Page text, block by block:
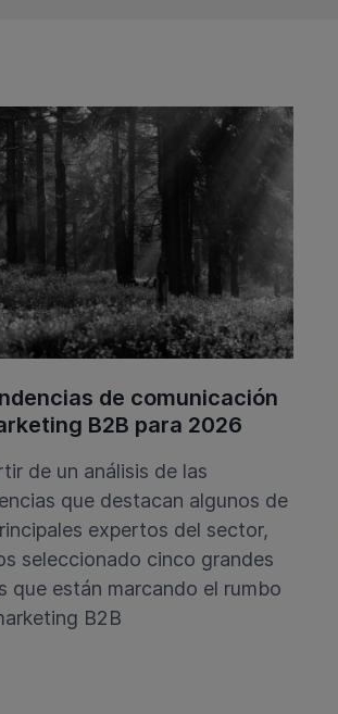
de comunicación
B2B para 2026
de un análisis de las
que destacan algunos de
expertos del sector,
seleccionado cinco grandes
que están marcando el rumbo
B2B